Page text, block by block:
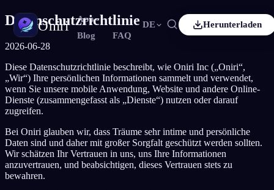
Oniri
App
Blog
FAQ
DE
Français ES Español
Deutsch CS Čeština
Türkçe IT Italiano
한국어 ID Bahasa Indonesia
Nederlands SV Svenska
Suomi
Herunterladen
Traumtagebuch
Halte deine Träume im Detail fest
Traumdeutung
Entschlüssle, was deine Träume bedeuten
Datenschutzrichtlinie
2026-06-28
Diese Datenschutzrichtlinie beschreibt, wie Oniri Inc („Oniri“,
„Wir“) Ihre persönlichen Informationen sammelt und verwendet,
wenn Sie unsere mobile Anwendung, Website und andere Online-
Dienste (zusammengefasst als „Dienste“) nutzen oder darauf
zugreifen.
Bei Oniri glauben wir, dass Träume sehr intime und persönliche
Daten sind und daher mit großer Sorgfalt geschützt werden sollten.
Wir schätzen Ihr Vertrauen in uns, uns Ihre Informationen
anzuvertrauen, und beabsichtigen, dieses Vertrauen stets zu
bewahren.